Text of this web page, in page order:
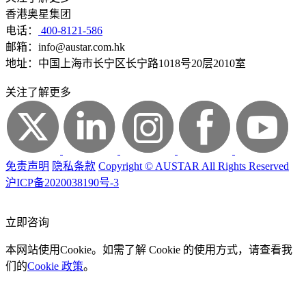
香港奥星集团
电话：
400-8121-586
邮箱：info@austar.com.hk
地址：中国上海市长宁区长宁路1018号20层2010室
关注了解更多
免责声明 隐私条款 Copyright © AUSTAR All Rights Reserved
沪ICP备2020038190号-3
立即咨询
本网站使用Cookie。如需了解 Cookie 的使用方式，请查看我
们的Cookie 政策。